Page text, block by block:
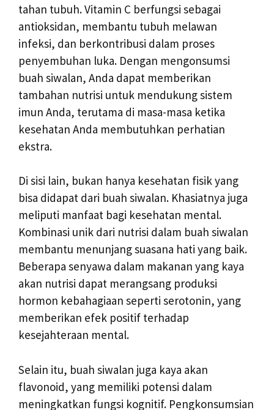
tahan tubuh. Vitamin C berfungsi sebagai
antioksidan, membantu tubuh melawan
infeksi, dan berkontribusi dalam proses
penyembuhan luka. Dengan mengonsumsi
buah siwalan, Anda dapat memberikan
tambahan nutrisi untuk mendukung sistem
imun Anda, terutama di masa-masa ketika
kesehatan Anda membutuhkan perhatian
ekstra.
Di sisi lain, bukan hanya kesehatan fisik yang
bisa didapat dari buah siwalan. Khasiatnya juga
meliputi manfaat bagi kesehatan mental.
Kombinasi unik dari nutrisi dalam buah siwalan
membantu menunjang suasana hati yang baik.
Beberapa senyawa dalam makanan yang kaya
akan nutrisi dapat merangsang produksi
hormon kebahagiaan seperti serotonin, yang
memberikan efek positif terhadap
kesejahteraan mental.
Selain itu, buah siwalan juga kaya akan
flavonoid, yang memiliki potensi dalam
meningkatkan fungsi kognitif. Pengkonsumsian